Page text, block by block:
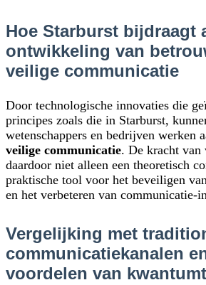
Hoe Starburst bijdraagt
ontwikkeling van
veilige communicatie
Door technologische innovaties die
principes zoals die in Starburst,
wetenschappers en bedrijven werken
veilige communicatie. De kracht van
daardoor niet alleen een theoretisch
praktische tool voor het beveiligen
en het verbeteren van communicatie-
Vergelijking met
communicatiekanalen
voordelen van